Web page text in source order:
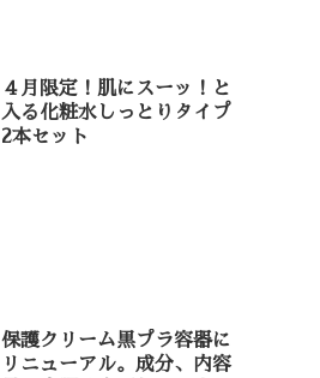
４月限定！肌にスーッ！と
入る化粧水しっとりタイプ
2本セット
保護クリーム黒プラ容器に
リニューアル。成分、内容